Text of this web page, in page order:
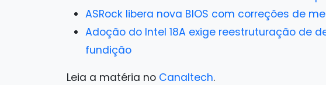
ASRock libera nova BIOS com correções de
Adoção do Intel 18A exige reestruturação de
fundição
Leia a matéria no Canaltech.